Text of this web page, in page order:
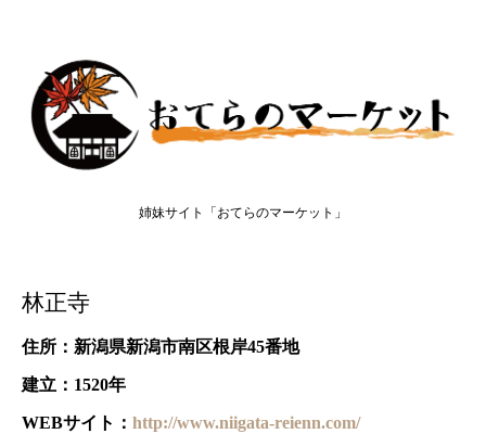
姉妹サイト「おてらのマーケット」
林正寺
住所：新潟県新潟市南区根岸45番地
建立：1520年
WEBサイト： http://www.niigata-reienn.com/